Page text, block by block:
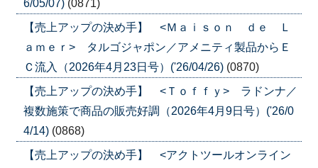
6/05/07) (0871)
【売上アップの決め手】 <Ｍａｉｓｏｎ ｄｅ Ｌ
ａｍｅｒ> タルゴジャポン／アメニティ製品からＥ
Ｃ流入（2026年4月23日号）('26/04/26) (0870)
【売上アップの決め手】 <Ｔｏｆｆｙ> ラドンナ／
複数施策で商品の販売好調（2026年4月9日号）('26/0
4/14) (0868)
【売上アップの決め手】 <アクトツールオンライン